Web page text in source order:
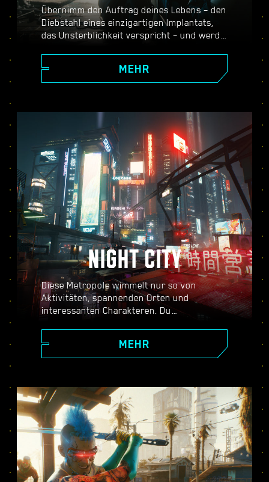
Übernimm den Auftrag deines Lebens – den
Diebstahl eines einzigartigen Implantats,
das Unsterblichkeit verspricht – und werde
die Geschichte und die Charaktere um dich
herum beeinflussen. Dich erwartet eine
als aufstrebender Söldner bis hin zu
gefährlichen Herausforderungen für einen
legendären Cyberpunk – und das alles,
während du die Geheimnisse eines
unbezahlbaren Implantats erkundest, das
jeder in die Hände bekommen will.
MEHR
NIGHT CITY
Diese Metropole wimmelt nur so von
Aktivitäten, spannenden Orten und
interessanten Charakteren. Du
den teuren Wolkenkratzern am Corpo Plaza
bis hin zur weitläufigen Ödnis der Badlands
MEHR